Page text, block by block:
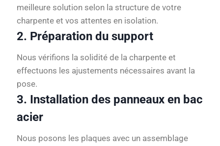
meilleure solution selon la structure de votre
charpente et vos attentes en isolation.
2. Préparation du support
Nous vérifions la solidité de la charpente et
effectuons les ajustements nécessaires avant la
pose.
3. Installation des panneaux en bac
acier
Nous posons les plaques avec un assemblage